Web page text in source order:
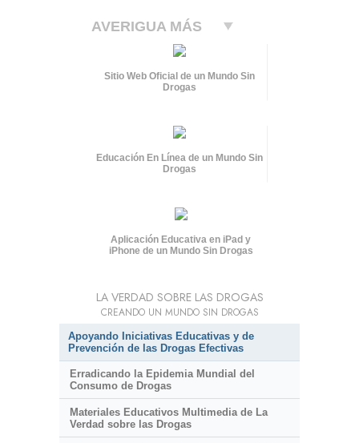
AVERIGUA MÁS
Sitio Web Oficial de un Mundo Sin
Drogas
Educación En Línea de un Mundo Sin
Drogas
Aplicación Educativa en iPad y
iPhone de un Mundo Sin Drogas
LA VERDAD SOBRE LAS DROGAS
CREANDO UN MUNDO SIN DROGAS
Apoyando Iniciativas Educativas y de
Prevención de las Drogas Efectivas
Erradicando la Epidemia Mundial del
Consumo de Drogas
Materiales Educativos Multimedia de La
Verdad sobre las Drogas